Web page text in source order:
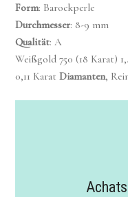
Form: Barockperle
Durchmesser: 8-9 mm
Qualität: A
Weißgold 750 (18 Karat)
0,11 KaratDiamanten,